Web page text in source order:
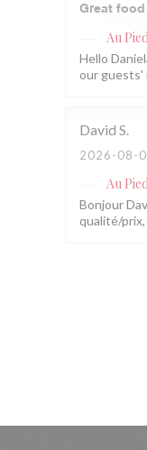
Great
Au
Hello
our guests'
David S
2026-08-
Au
Bonjour
qualité/